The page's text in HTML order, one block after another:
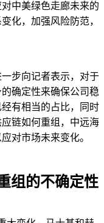
中美绿色走廊未来的
化，加强风险防范，
步向记者表示，对于
确定性来确保公司稳
有相当的占比，同时
链如何重组，中远海
对市场未来变化。
组的不确定性